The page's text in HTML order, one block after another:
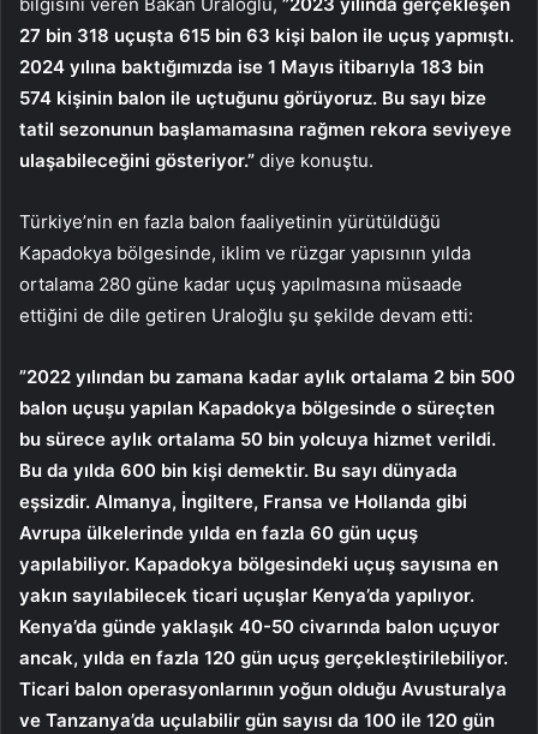
27 bin 318 uçuşta 615 bin 63 kişi balon ile uçuş yapmıştı.
2024 yılına baktığımızda ise 1 Mayıs itibarıyla 183 bin
574 kişinin balon ile uçtuğunu görüyoruz. Bu sayı bize
tatil sezonunun başlamamasına rağmen rekora seviyeye
ulaşabileceğini gösteriyor.” diye konuştu.
Türkiye’nin en fazla balon faaliyetinin yürütüldüğü
Kapadokya bölgesinde, iklim ve rüzgar yapısının yılda
ortalama 280 güne kadar uçuş yapılmasına müsaade
ettiğini de dile getiren Uraloğlu şu şekilde devam etti:
”2022 yılından bu zamana kadar aylık ortalama 2 bin 500
balon uçuşu yapılan Kapadokya bölgesinde o süreçten
bu sürece aylık ortalama 50 bin yolcuya hizmet verildi.
Bu da yılda 600 bin kişi demektir. Bu sayı dünyada
eşsizdir. Almanya, İngiltere, Fransa ve Hollanda gibi
Avrupa ülkelerinde yılda en fazla 60 gün uçuş
yapılabiliyor. Kapadokya bölgesindeki uçuş sayısına en
yakın sayılabilecek ticari uçuşlar Kenya’da yapılıyor.
Kenya’da günde yaklaşık 40-50 civarında balon uçuyor
ancak, yılda en fazla 120 gün uçuş gerçekleştirilebiliyor.
Ticari balon operasyonlarının yoğun olduğu Avusturalya
ve Tanzanya’da uçulabilir gün sayısı da 100 ile 120 gün